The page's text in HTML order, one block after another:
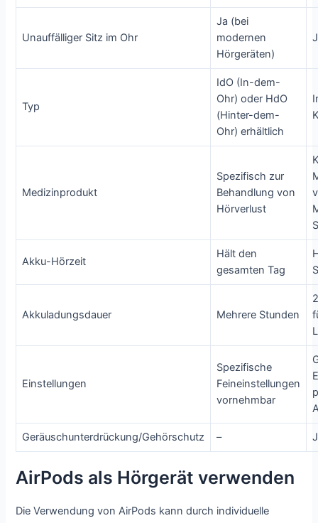
Unauffälliger Sitz im Ohr
Ja (bei
modernen
Hörgeräten)
Typ
IdO (In-dem-
Ohr) oder HdO
(Hinter-dem-
Ohr) erhältlich
Medizinprodukt
Spezifisch zur
Behandlung von
Hörverlust
Akku-Hörzeit
Hält den
gesamten Tag
Akkuladungsdauer Mehrere Stunden
Einstellungen
Spezifische
Feineinstellungen
vornehmbar
Geräuschunterdrückung/Gehörschutz –
AirPods als Hörgerät verwenden
Die Verwendung von AirPods kann durch individuelle